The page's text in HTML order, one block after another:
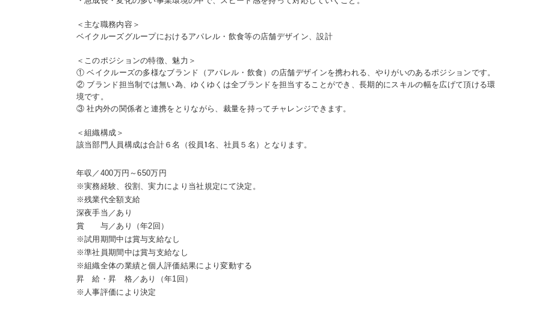
＜主な職務内容＞
ベイクルーズグループにおけるアパレル・飲食等の店舗デザイン、設計
＜このポジションの特徴、魅力＞
① ベイクルーズの多様なブランド（アパレル・飲食）の店舗デザインを携われる、やりがいのあるポジションです。
② ブランド担当制では無い為、ゆくゆくは全ブランドを担当することができ、長期的にスキルの幅を広げて頂ける環
境です。
③ 社内外の関係者と連携をとりながら、裁量を持ってチャレンジできます。
＜組織構成＞
該当部門人員構成は合計６名（役員1名、社員５名）となります。
年収／400万円～650万円
※実務経験、役割、実力により当社規定にて決定。
※残業代全額支給
深夜手当／あり
賞 与／あり（年2回）
※試用期間中は賞与支給なし
※準社員期間中は賞与支給なし
※組織全体の業績と個人評価結果により変動する
昇 給・昇 格／あり（年1回）
※人事評価により決定